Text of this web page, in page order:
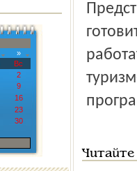
»
Вс
2
9
16
23
30